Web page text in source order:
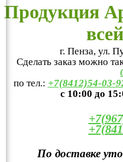
Продукция
г. Пенза, ул.
Сделать заказ можно
по тел.: +7(8412)54-03-
с 10:00 до
По доставке